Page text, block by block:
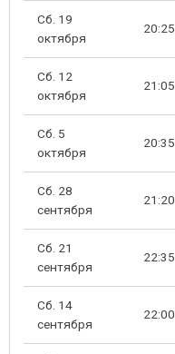
Сб. 19
октября
20:25
Сб. 12
октября
21:05
Сб. 5
октября
20:35
Сб. 28
сентября
21:20
Сб. 21
сентября
22:35
Сб. 14
сентября
22:00